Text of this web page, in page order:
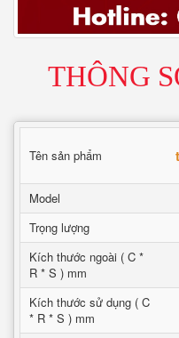
THÔNG
Tên sản phẩm
Model
Trọng lượng
Kích thước ngoài ( C *
R * S ) mm
Kích thước sử dụng ( C
* R * S ) mm